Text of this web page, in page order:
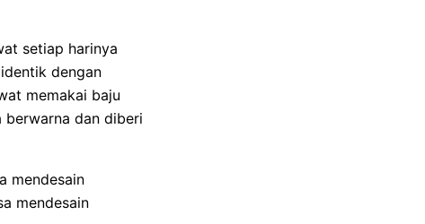
setiap harinya
dengan
memakai baju
berwarna dan diberi
mendesain
mendesain